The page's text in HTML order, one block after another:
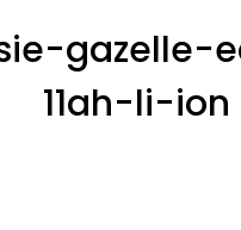
gazelle-
11ah-li-ion